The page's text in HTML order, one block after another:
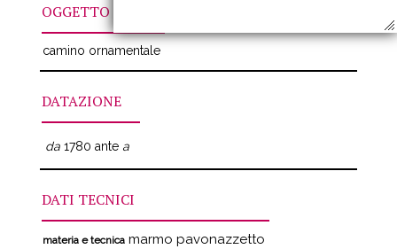
OGGETTO
camino ornamentale
DATAZIONE
da1780 ante a
DATI TECNICI
materia e tecnicamarmo pavonazzetto